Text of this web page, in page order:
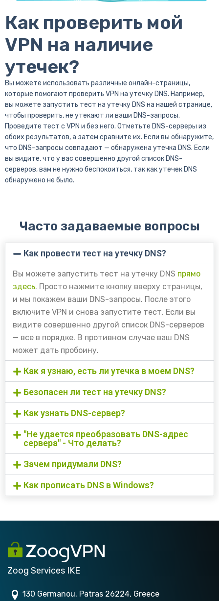
Как проверить мой
VPN на наличие
утечек?
Вы можете использовать различные онлайн-страницы,
которые помогают проверить VPN на утечку DNS. Например,
вы можете запустить тест на утечку DNS на нашей странице,
чтобы проверить, не утекают ли ваши DNS-запросы.
Проведите тест с VPN и без него. Отметьте DNS-серверы из
обоих результатов, а затем сравните их. Если вы обнаружите,
что DNS-запросы совпадают — обнаружена утечка DNS. Если
вы видите, что у вас совершенно другой список DNS-
серверов, вам не нужно беспокоиться, так как утечек DNS
обнаружено не было.
Часто задаваемые вопросы
Как провести тест на утечку DNS?
Вы можете запустить тест на утечку DNS прямо
здесь. Просто нажмите кнопку вверху страницы,
и мы покажем ваши DNS-запросы. После этого
включите VPN и снова запустите тест. Если вы
видите совершенно другой список DNS-серверов
— все в порядке. В противном случае ваш DNS
может дать пробоину.
Как я узнаю, есть ли утечка в моем DNS?
Безопасен ли тест на утечку DNS?
Как узнать DNS-сервер?
"Не удается преобразовать DNS-адрес
сервера" - Что делать?
Зачем придумали DNS?
Как прописать DNS в Windows?
Zoog Services IKE
130 Germanou, Patras 26224, Greece